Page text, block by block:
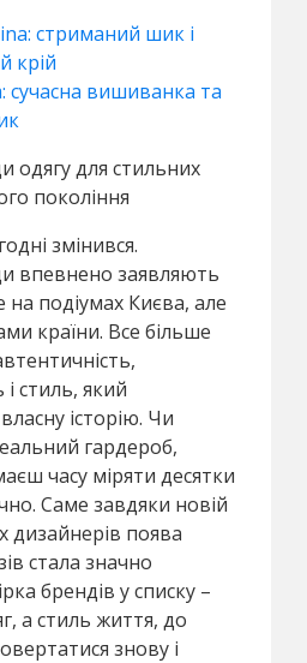
стриманий шик і
крій
сучасна вишиванка та
одягу для стильних
покоління
змінився.
впевнено заявляють
подіумах Києва, але
країни. Все більше
і стиль, який
історію. Чи
гардероб,
часу міряти десятки
Саме завдяки новій
дизайнерів поява
стала значно
брендів у списку –
а стиль життя, до
знову і